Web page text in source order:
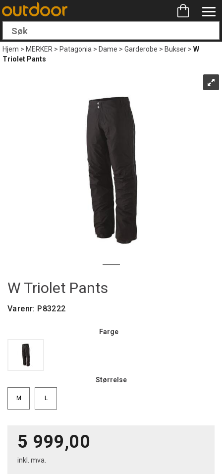
Hjem>MERKER>Patagonia>Dame>Garderobe>Bukser>W
Triolet Pants
W Triolet Pants
Varenr: P83222
Farge
Størrelse
M L
5 999,00
inkl. mva.